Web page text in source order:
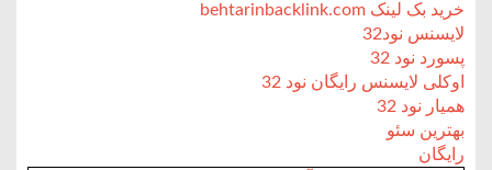
خرید بک لینک behtarinbacklink.com
لایسنس نود32
پسورد نود 32
اوکلی لایسنس رایگان نود 32
همیار نود 32
بهترین سئو
رایگان